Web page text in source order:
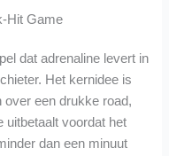
Game
dat adrenaline levert in
Het kernidee is
over een drukke road,
uitbetaalt voordat het
dan een minuut